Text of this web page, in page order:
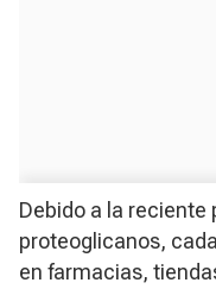
Debido a la reciente
proteoglicanos,
en farmacias,